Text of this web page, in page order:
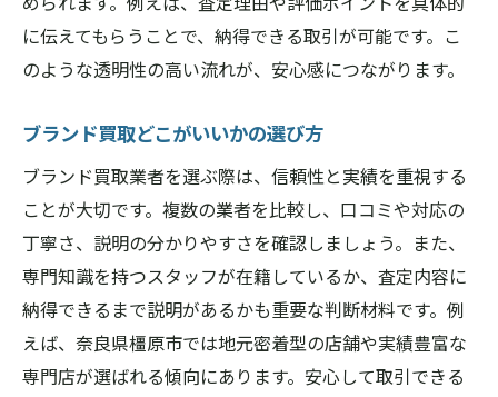
に伝えてもらうことで、納得できる取引が可能です。こ
のような透明性の高い流れが、安心感につながります。
ブランド買取どこがいいかの選び方
ブランド買取業者を選ぶ際は、信頼性と実績を重視する
ことが大切です。複数の業者を比較し、口コミや対応の
丁寧さ、説明の分かりやすさを確認しましょう。また、
専門知識を持つスタッフが在籍しているか、査定内容に
納得できるまで説明があるかも重要な判断材料です。例
えば、奈良県橿原市では地元密着型の店舗や実績豊富な
専門店が選ばれる傾向にあります。安心して取引できる